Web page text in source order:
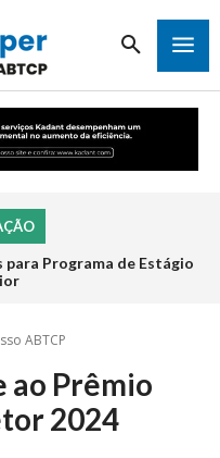
para Programa de Estágio
ABTCP
ao Prêmio
2024